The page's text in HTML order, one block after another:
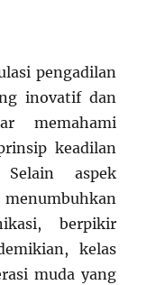
pengadilan
inovatif dan
memahami
keadilan
aspek
berpikir
kelas
muda yang